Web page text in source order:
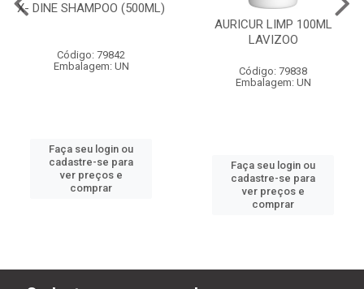
X- DINE SHAMPOO (500ML)
Código: 79842
Embalagem: UN
Faça seu login ou
cadastre-se para
ver preços e
comprar
AURICUR LIMP 100ML
LAVIZOO
Código: 79838
Embalagem: UN
Faça seu login ou
cadastre-se para
ver preços e
comprar